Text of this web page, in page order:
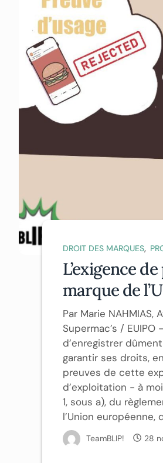
DROIT DES MARQUES,
L’exigence
marque de
Par Marie
Supermac’s /
d’enregistrer
garantir ses droits,
preuves de cette
d’exploitation - à
1, sous a), du
l’Union européenne,
TeamBLIP! 28